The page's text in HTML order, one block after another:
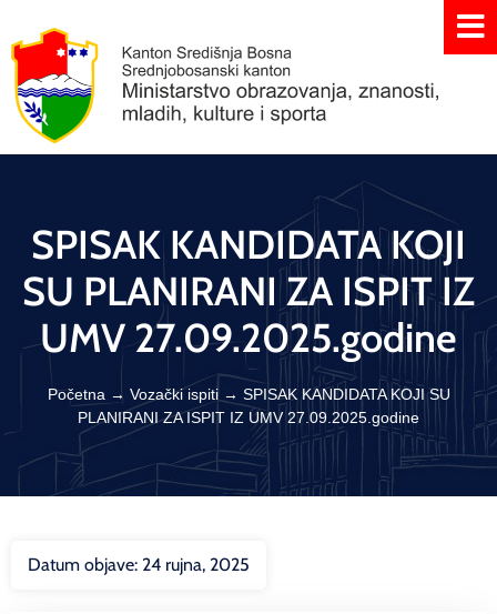
SPISAK KANDIDATA KOJI
SU PLANIRANI ZA ISPIT IZ
UMV 27.09.2025.godine
Početna → Vozački ispiti→ SPISAK KANDIDATA KOJI SU
PLANIRANI ZA ISPIT IZ UMV 27.09.2025.godine
Datum objave: 24 rujna, 2025